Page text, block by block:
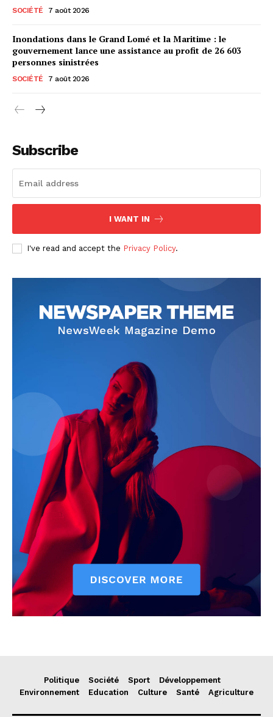
SOCIÉTÉ 7 août 2026
Inondations dans le Grand Lomé et la Maritime : le
gouvernement lance une assistance au profit de 26 603
personnes sinistrées
SOCIÉTÉ 7 août 2026
Subscribe
I WANT IN
I've read and accept the Privacy Policy.
Politique Société Sport
Développement
Environnement
Education Culture Santé Agriculture